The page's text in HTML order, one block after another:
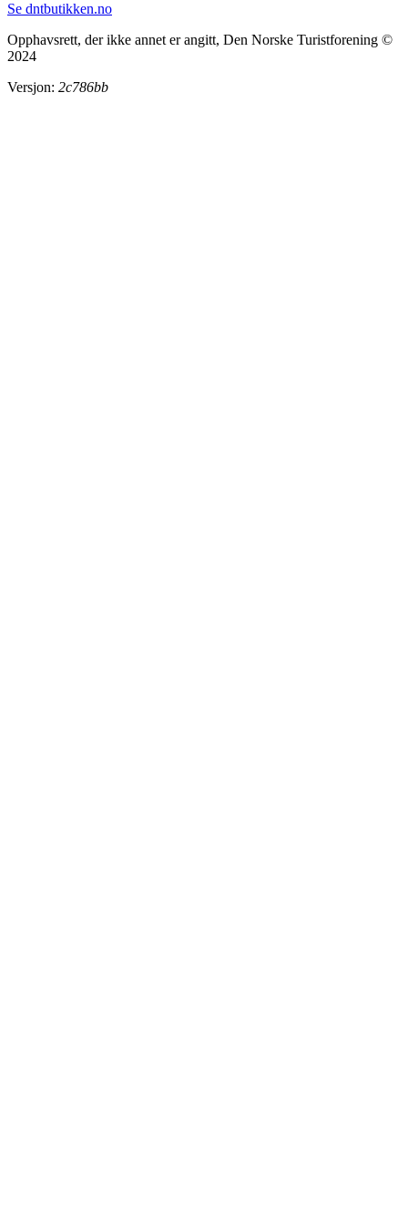
Se dntbutikken.no
Opphavsrett, der ikke annet er angitt, Den Norske Turistforening ©
2024
Versjon: 2c786bb